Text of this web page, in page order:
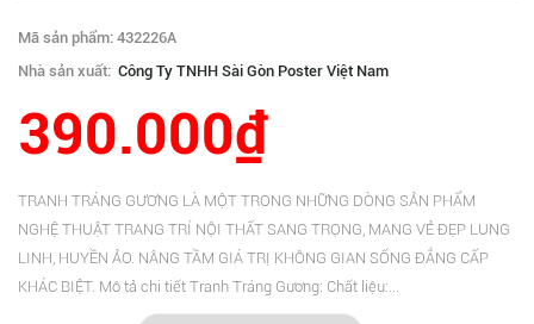
Mã sản phẩm: 432226A
Nhà sản xuất: Công Ty TNHH Sài Gòn Poster Việt Nam
390.000₫
TRANH TRÁNG GƯƠNG LÀ MỘT TRONG NHỮNG DÒNG SẢN PHẨM
NGHỆ THUẬT TRANG TRÍ NỘI THẤT SANG TRỌNG, MANG VẺ ĐẸP LUNG
LINH, HUYỀN ẢO. NÂNG TẦM GIÁ TRỊ KHÔNG GIAN SỐNG ĐẲNG CẤP
KHÁC BIỆT. Mô tả chi tiết Tranh Tráng Gương: Chất liệu:...